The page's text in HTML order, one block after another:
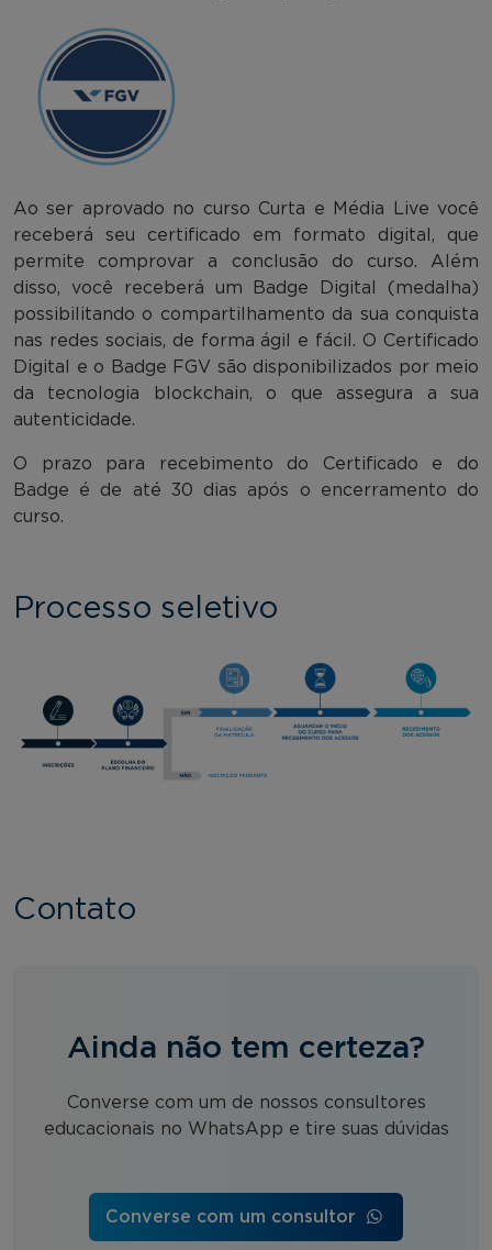
Ao ser aprovado no curso Curta e Média Live você
receberá seu certificado em formato digital, que
permite comprovar a conclusão do curso. Além
disso, você receberá um Badge Digital (medalha)
possibilitando o compartilhamento da sua conquista
nas redes sociais, de forma ágil e fácil. O Certificado
Digital e o Badge FGV são disponibilizados por meio
da tecnologia blockchain, o que assegura a sua
autenticidade.
O prazo para recebimento do Certificado e do
Badge é de até 30 dias após o encerramento do
curso.
Processo seletivo
Contato
Ainda não tem certeza?
Converse com um de nossos consultores
educacionais no WhatsApp e tire suas dúvidas
Converse com um consultor